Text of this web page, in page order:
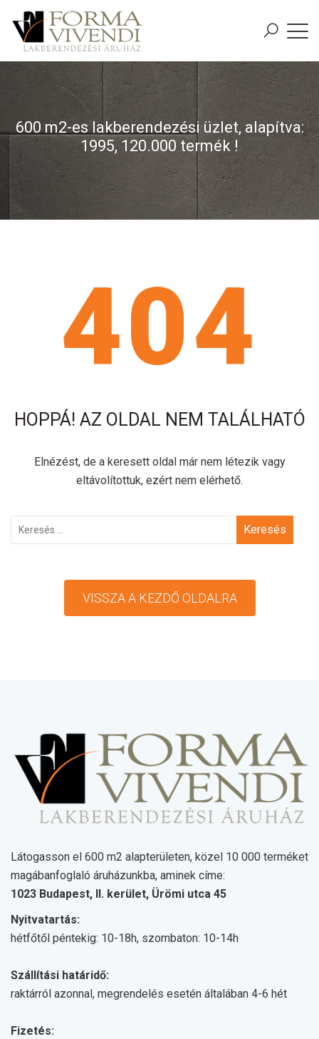
600 m2-es lakberendezési üzlet, alapítva:
1995, 120.000 termék !
404
HOPPÁ! AZ OLDAL NEM TALÁLHATÓ
Elnézést, de a keresett oldal már nem létezik vagy
eltávolítottuk, ezért nem elérhető.
Keresés
VISSZA A KEZDŐ OLDALRA
Látogasson el 600 m2 alapterületen, közel 10 000 terméket
magábanfoglaló áruházunkba, aminek címe:
1023 Budapest, II. kerület, Ürömi utca 45
Nyitvatartás:
hétfőtől péntekig: 10-18h, szombaton: 10-14h
Szállítási határidő:
raktárról azonnal, megrendelés esetén általában 4-6 hét
Fizetés: